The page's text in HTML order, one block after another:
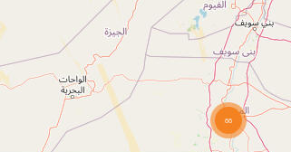
66